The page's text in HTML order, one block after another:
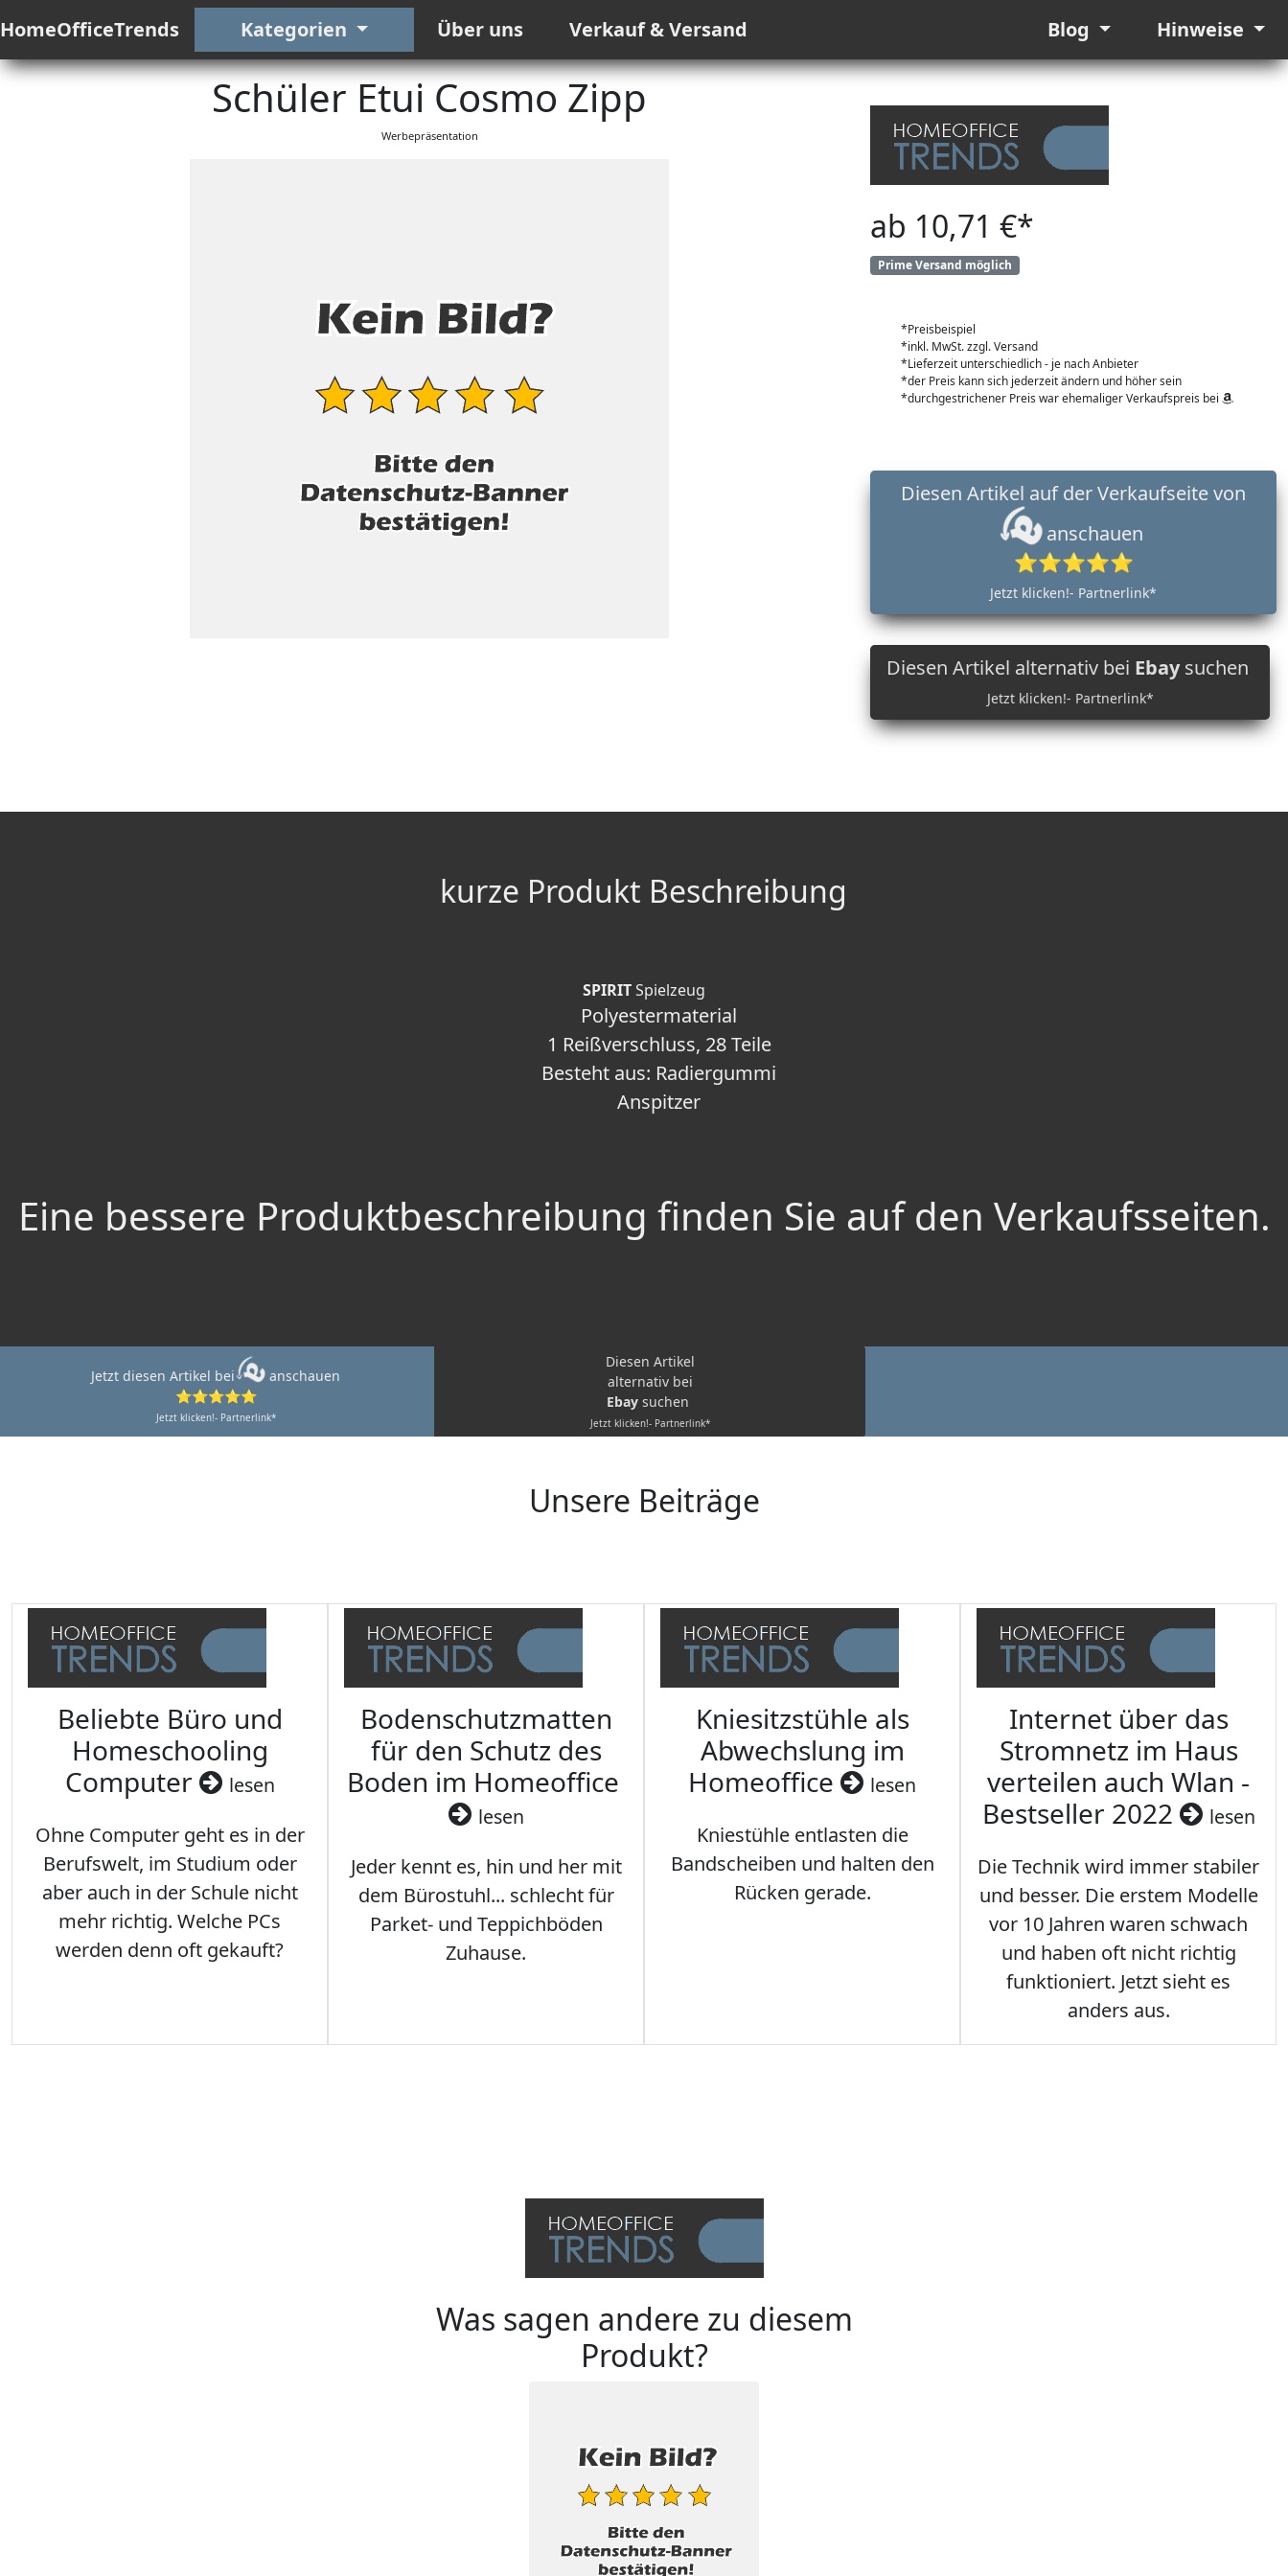
HomeOfficeTrends Kategorien Über uns Verkauf & Versand Blog Hinweise
Schüler Etui Cosmo Zipp
Werbepräsentation
ab 10,71 €*
Prime Versand möglich
*Preisbeispiel
*inkl. MwSt. zzgl. Versand
*Lieferzeit unterschiedlich - je nach Anbieter
*der Preis kann sich jederzeit ändern und höher sein
*durchgestrichener Preis war ehemaliger Verkaufspreis bei
anschauen
⭐⭐⭐⭐⭐
Jetzt klicken!- Partnerlink*
Diesen Artikel alternativ bei Ebaysuchen
Jetzt klicken!- Partnerlink*
kurze Produkt Beschreibung
SPIRITSpielzeug
Polyestermaterial
1 Reißverschluss, 28 Teile
Besteht aus: Radiergummi
Anspitzer
Eine bessere Produktbeschreibung finden Sie auf den Verkaufsseiten.
Jetzt diesen Artikel bei
anschauen
⭐⭐⭐⭐⭐
Jetzt klicken!- Partnerlink*
Diesen Artikel
alternativ bei
Ebay suchen
Jetzt klicken!- Partnerlink*
Unsere Beiträge
Beliebte Büro und
Homeschooling
Computer
lesen
Ohne Computer geht es in der
Berufswelt, im Studium oder
aber auch in der Schule nicht
mehr richtig. Welche PCs
werden denn oft gekauft?
Bodenschutzmatten
für den Schutz des
Boden im Homeoffice
lesen
Jeder kennt es, hin und her mit
dem Bürostuhl... schlecht für
Parket- und Teppichböden
Zuhause.
Kniesitzstühle als
Abwechslung im
Homeoffice
lesen
Kniestühle entlasten die
Bandscheiben und halten den
Rücken gerade.
Internet über das
Stromnetz im Haus
verteilen auch Wlan -
Bestseller 2022
lesen
Die Technik wird immer stabiler
und besser. Die erstem Modelle
vor 10 Jahren waren schwach
und haben oft nicht richtig
funktioniert. Jetzt sieht es
anders aus.
Was sagen andere zu diesem
Produkt?